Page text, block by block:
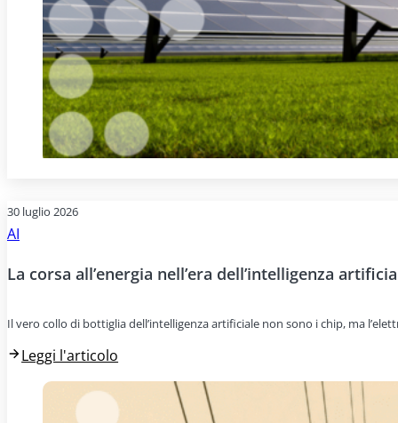
30 luglio 2026
AI
La corsa all’energia nell’era dell’intelligenza
Il vero collo di bottiglia dell’intelligenza artificiale non sono i chip, ma
Leggi l'articolo